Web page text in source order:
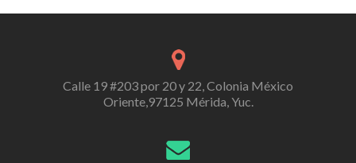
Calle 19 #203 por 20 y 22, Colonia México
Oriente,97125 Mérida, Yuc.